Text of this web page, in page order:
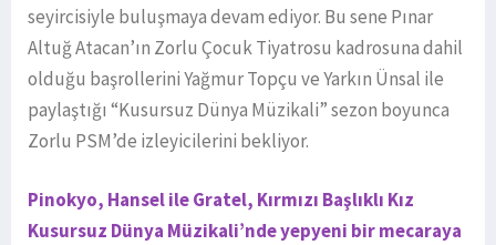
seyircisiyle buluşmaya devam ediyor. Bu sene Pınar
Altuğ Atacan’ın Zorlu Çocuk Tiyatrosu kadrosuna dahil
olduğu başrollerini Yağmur Topçu ve Yarkın Ünsal ile
paylaştığı “Kusursuz Dünya Müzikali” sezon boyunca
Zorlu PSM’de izleyicilerini bekliyor.
Pinokyo, Hansel ile Gratel, Kırmızı Başlıklı Kız
Kusursuz Dünya Müzikali’nde yepyeni bir mecaraya